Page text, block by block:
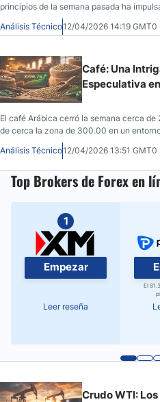
principios de la semana pasada ha
moderado los precios de la energía,
pero el ánimo podría ensombrecerse si la
Análisis Técnico12/04/2026 14:19 GMT0
Café: Una
Especulativa
El café Arábica cerró la semana cerca de
de cerca la zona de 300.00 en un
nerviosismo global y presión especulativa.
Análisis Técnico12/04/2026 13:51 GMT0
Top Brokers de Forex en
1
Empezar
Leer reseña
El
Crudo WTI: